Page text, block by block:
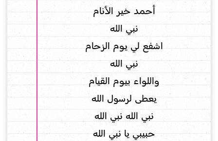
أحمد خير الأنام
نبي الله
اشفع لي يوم الزحام
نبي الله
واللواء بيوم القيام
يعطى لرسول الله
نبي الله نبي الله
حبيبي يا نبي الله